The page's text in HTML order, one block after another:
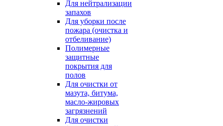
Для нейтрализации
запахов
Для уборки после
пожара (очистка и
отбеливание)
Полимерные
защитные
покрытия для
полов
Для очистки от
мазута, битума,
масло-жировых
загрязнений
Для очистки